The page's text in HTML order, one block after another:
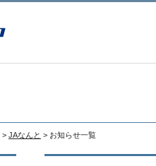
> JAなんと > お知らせ一覧